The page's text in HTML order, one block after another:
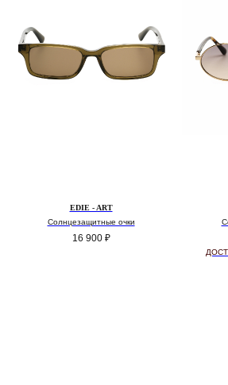
EDIE - ART
Солнцезащитные очки
16 900 ₽